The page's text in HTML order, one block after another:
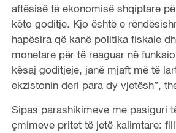
aftësisë të ekonomisë shqiptare
këto goditje. Kjo është e
hapësira që kanë politika fiskale
monetare për të reaguar në
kësaj goditjeje, janë mjaft më të
ekzistonin deri para dy vjetësh”,
Sipas parashikimeve me pasiguri
çmimeve pritet të jetë kalimtare: